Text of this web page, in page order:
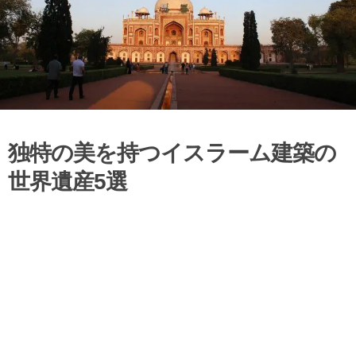
独特の美を持つイスラーム建築の
世界遺産5選